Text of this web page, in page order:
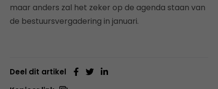
maar anders zal het zeker op de agenda staan van
de bestuursvergadering in januari.
Deel dit artikel